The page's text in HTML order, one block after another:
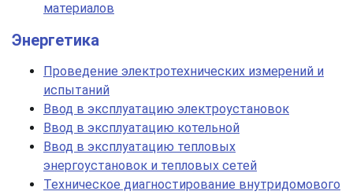
материалов
Энергетика
Проведение электротехнических измерений и
испытаний
Ввод в эксплуатацию электроустановок
Ввод в эксплуатацию котельной
Ввод в эксплуатацию тепловых
энергоустановок и тепловых сетей
Техническое диагностирование внутридомового